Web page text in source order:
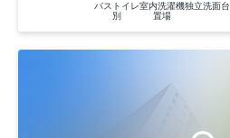
バストイレ
別
室内洗濯機
置場
独立洗面台